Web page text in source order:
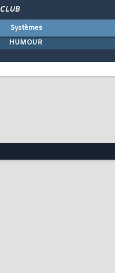
CLUB
Systèmes
HUMOUR